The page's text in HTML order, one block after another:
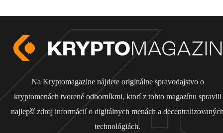
Na Kryptomagazine nájdete originálne spravodajstvo o
kryptomenách tvorené odborníkmi, ktorí z tohto magazínu spravili
najlepší zdroj informácií o digitálnych menách a
technológiách.